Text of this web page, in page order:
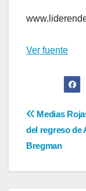
Ver fuente
de
Medias
del regreso de
Bregman